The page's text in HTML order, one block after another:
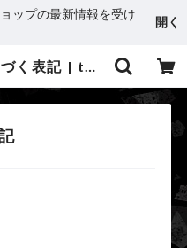
ップの最新情報を受け
開く
特定商取引法に基づく表記 | tephra